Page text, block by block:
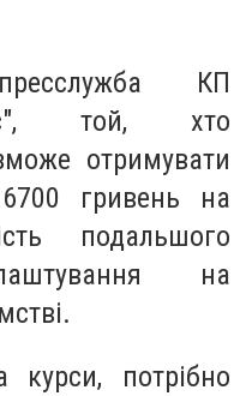
КП
той, хто
отримувати
гривень на
подальшого
на
потрібно